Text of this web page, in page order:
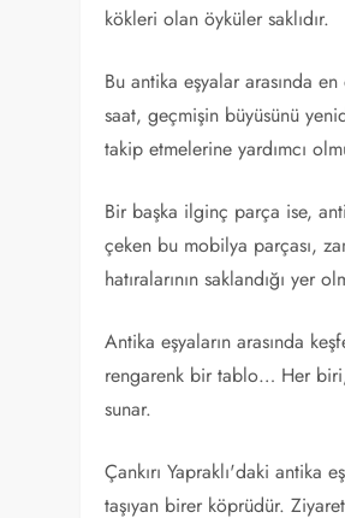
kökleri olan öyküler saklıdır.
Bu antika eşyalar arasında
saat, geçmişin büyüsünü
takip etmelerine yardımcı
Bir başka ilginç parça ise,
çeken bu mobilya parçası,
hatıralarının saklandığı yer
Antika eşyaların arasında
rengarenk bir tablo… Her
sunar.
Çankırı Yapraklı'daki antika
taşıyan birer köprüdür.